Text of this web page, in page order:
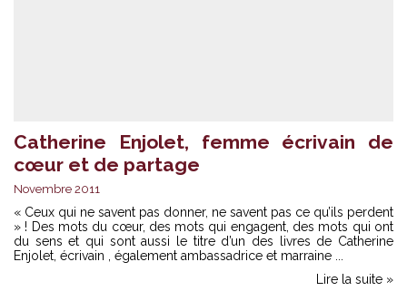
Catherine Enjolet, femme écrivain de
cœur et de partage
Novembre 2011
« Ceux qui ne savent pas donner, ne savent pas ce qu’ils perdent
» ! Des mots du cœur, des mots qui engagent, des mots qui ont
du sens et qui sont aussi le titre d’un des livres de Catherine
Enjolet, écrivain , également ambassadrice et marraine ...
Lire la suite »